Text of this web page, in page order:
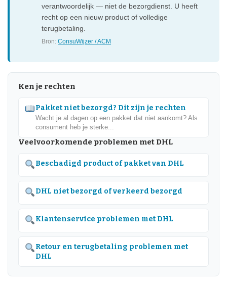
verantwoordelijk — niet de bezorgdienst. U heeft
recht op een nieuw product of volledige
terugbetaling.
Bron:ConsuWijzer / ACM
Ken je rechten
Pakket niet bezorgd? Dit zijn je rechten
Wacht je al dagen op een pakket dat niet aankomt? Als
consument heb je sterke...
Veelvoorkomende problemen met DHL
Beschadigd product of pakket van DHL
DHL niet bezorgd of verkeerd bezorgd
Klantenservice problemen met DHL
Retour en terugbetaling problemen met
DHL